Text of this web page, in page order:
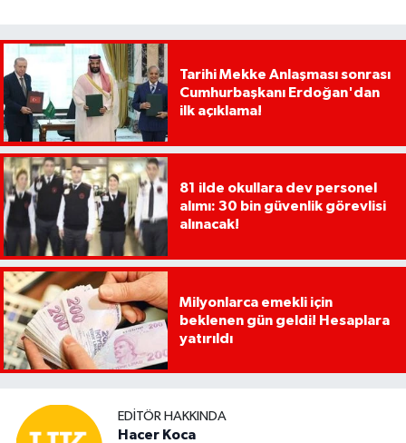
Tarihi Mekke Anlaşması sonrası
Cumhurbaşkanı Erdoğan'dan
ilk açıklama!
81 ilde okullara dev personel
alımı: 30 bin güvenlik görevlisi
alınacak!
Milyonlarca emekli için
beklenen gün geldi! Hesaplara
yatırıldı
EDITÖR HAKKINDA
Hacer Koca